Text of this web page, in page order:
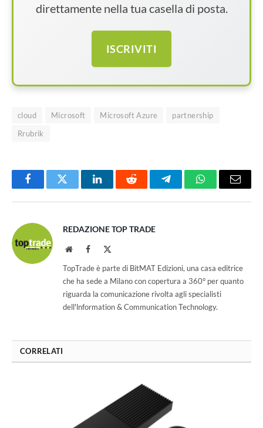
direttamente nella tua casella di posta.
ISCRIVITI
cloud Microsoft Microsoft Azure
partnership
Rrubrik
FacebookTwitter LinkedInReddit TelegramWhatsAppEmail
REDAZIONE TOP TRADE
WebsiteFacebook
TopTrade è parte di BitMAT Edizioni, una casa editrice
che ha sede a Milano con copertura a 360° per quanto
riguarda la comunicazione rivolta agli specialisti
dell'lnformation & Communication Technology.
CORRELATI